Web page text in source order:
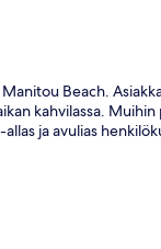
Beach.
kahvilassa. Muihin
ja avulias